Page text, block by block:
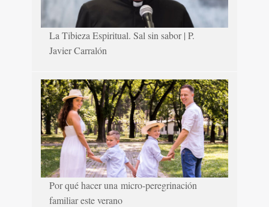
La Tibieza Espiritual. Sal sin sabor | P.
Javier Carralón
Por qué hacer una micro-peregrinación
familiar este verano